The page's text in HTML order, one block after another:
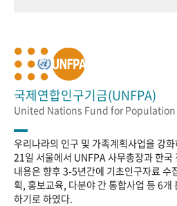
국제연합인구기금(UNFPA)
United Nations Fund for
우리나라의 인구 및 가족계획사업을 강
21일 서울에서 UNFPA 사무총장과 한국
내용은 향후 3-5년간에 기초인구자료 수
획, 홍보교육, 다분야 간 통합사업 등 6개
하기로 하였다.